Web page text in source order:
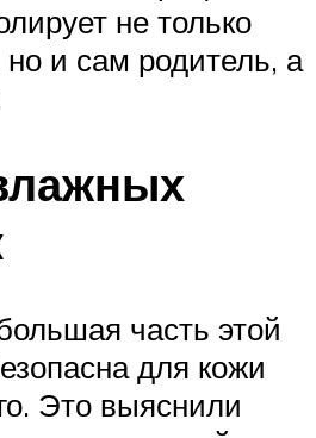
не только
и сам родитель, а
часть этой
для кожи
Это выяснили